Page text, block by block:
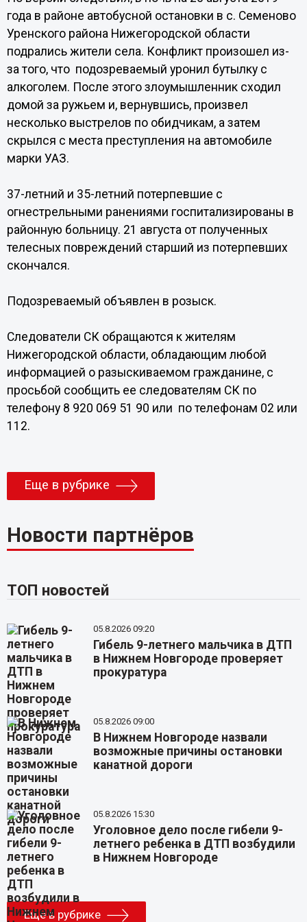
года в районе автобусной остановки в с. Семеново
Уренского района Нижегородской области
подрались жители села. Конфликт произошел из-
за того, что подозреваемый уронил бутылку с
алкоголем. После этого злоумышленник сходил
домой за ружьем и, вернувшись, произвел
несколько выстрелов по обидчикам, а затем
скрылся с места преступления на автомобиле
марки УАЗ.
37-летний и 35-летний потерпевшие с
огнестрельными ранениями госпитализированы в
районную больницу. 21 августа от полученных
телесных повреждений старший из потерпевших
скончался.
Подозреваемый объявлен в розыск.
Следователи СК обращаются к жителям
Нижегородской области, обладающим любой
информацией о разыскиваемом гражданине, с
просьбой сообщить ее следователям СК по
телефону 8 920 069 51 90 или по телефонам 02 или
112.
Еще в рубрике
Новости партнёров
ТОП новостей
05.8.2026 09:20
Гибель 9-летнего мальчика в ДТП
в Нижнем Новгороде проверяет
прокуратура
05.8.2026 09:00
В Нижнем Новгороде назвали
возможные причины остановки
канатной дороги
05.8.2026 15:30
Уголовное дело после гибели 9-
летнего ребенка в ДТП возбудили
в Нижнем Новгороде
Еще в рубрике